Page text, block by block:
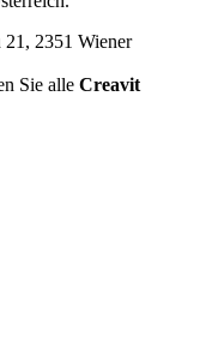
2351 Wiener
Sie alle Creavit